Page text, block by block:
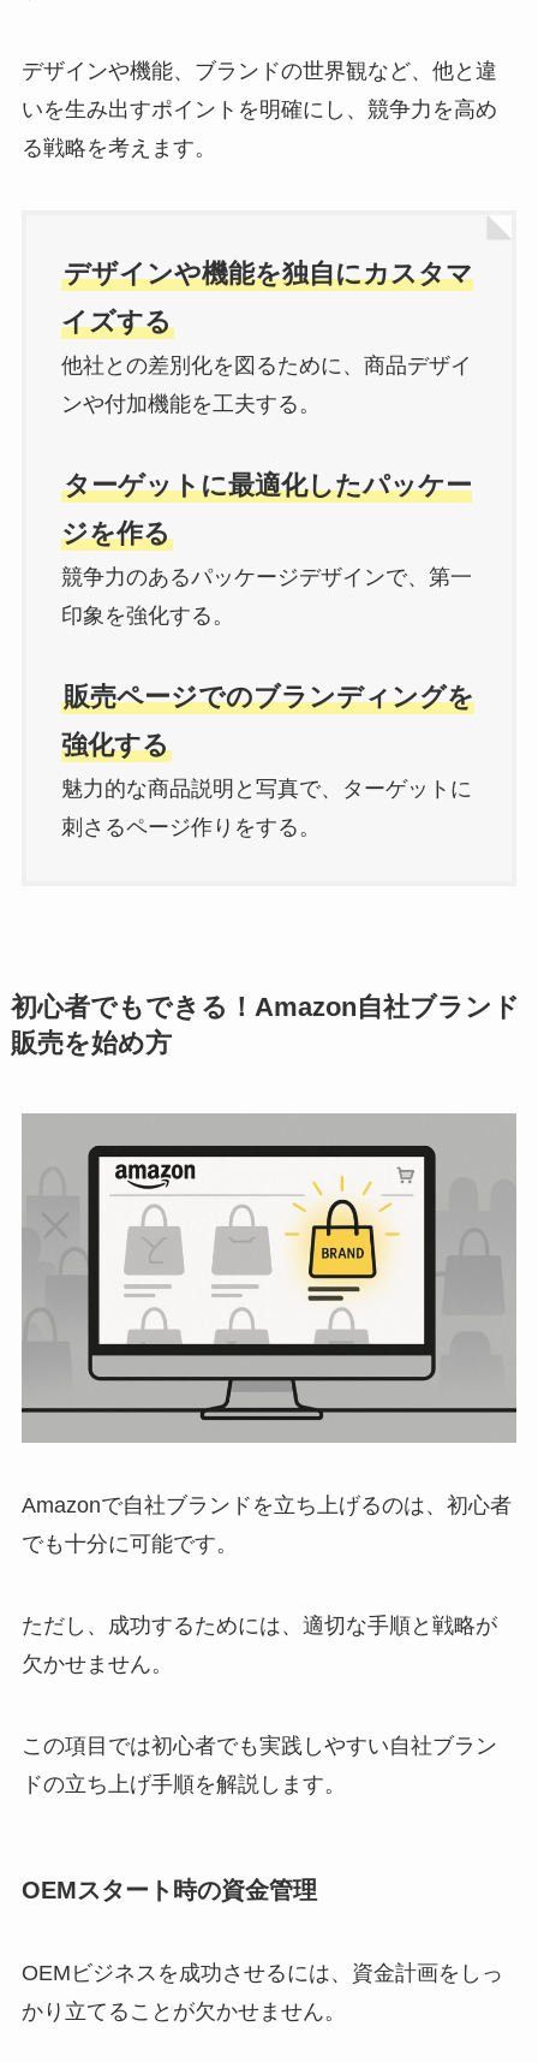
デザインや機能、ブランドの世界観など、他と違
いを生み出すポイントを明確にし、競争力を高め
る戦略を考えます。
デザインや機能を独自にカスタマ
イズする
他社との差別化を図るために、商品デザイ
ンや付加機能を工夫する。
ターゲットに最適化したパッケー
ジを作る
競争力のあるパッケージデザインで、第一
印象を強化する。
販売ページでのブランディングを
強化する
魅力的な商品説明と写真で、ターゲットに
刺さるページ作りをする。
初心者でもできる ！ Amazon自社ブランド
販売を始め方
Amazonで自社ブランドを立ち上げるのは、初心者
でも十分に可能です。
ただし、成功するためには、適切な手順と戦略が
欠かせません。
この項目では初心者でも実践しやすい自社ブラン
ドの立ち上げ手順を解説します。
OEMスタート時の資金管理
OEMビジネスを成功させるには、資金計画をしっ
かり立てることが欠かせません。